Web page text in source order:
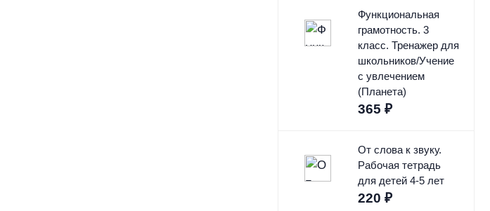
Функциональная
грамотность. 3
класс. Тренажер для
школьников/Учение
с увлечением
(Планета)
365 ₽
От слова к звуку.
Рабочая тетрадь
для детей 4-5 лет
220 ₽